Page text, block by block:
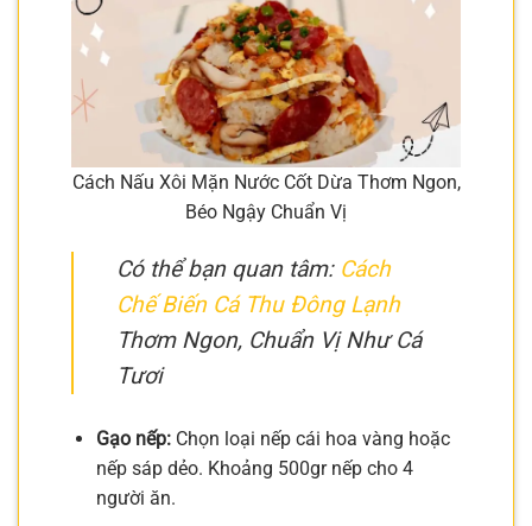
Cách Nấu Xôi Mặn Nước Cốt Dừa Thơm Ngon,
Béo Ngậy Chuẩn Vị
Có thể bạn quan tâm: Cách
Chế Biến Cá Thu Đông Lạnh
Thơm Ngon, Chuẩn Vị Như Cá
Tươi
Gạo nếp:Chọn loại nếp cái hoa vàng hoặc
nếp sáp dẻo. Khoảng 500gr nếp cho 4
người ăn.